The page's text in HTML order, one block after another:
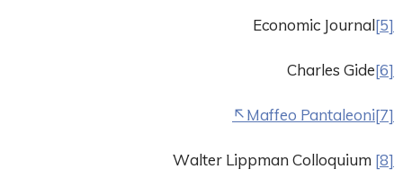
[5]
Economic Journal
[6]
Charles Gide
[7]
Maffeo Pantaleoni
[8]